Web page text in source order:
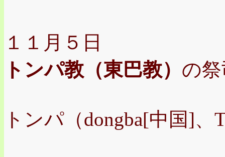
１１月５日
トンパ教（東巴教） の
トンパ（dongba[中国]、